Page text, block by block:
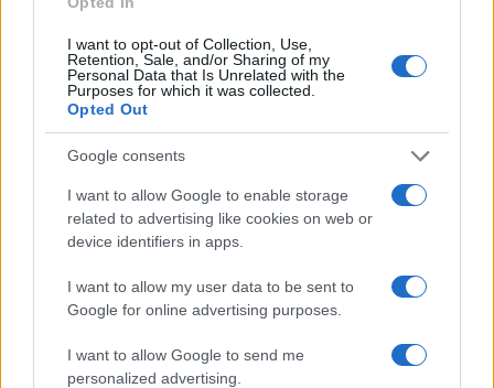
I want to opt-out of Collection, Use,
Retention, Sale, and/or Sharing of my
Personal Data that Is Unrelated with the
Purposes for which it was collected.
Opted Out
Google consents
I want to allow Google to enable storage
related to advertising like cookies on web or
device identifiers in apps.
I want to allow my user data to be sent to
Google for online advertising purposes.
I want to allow Google to send me
personalized advertising.
Condividi l'articolo
F
a
ce
b
o
o
k
T
w
it
te
r
Pi
n
te
re
st
W
at
s
A
p
p
S
a
Articolo precedente
Prossimo articolo